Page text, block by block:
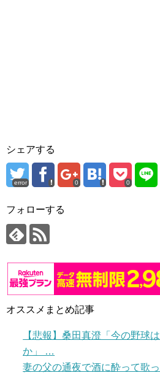
シェアする
error 0 0
フォローする
オススメまとめ記事
【悲報】桑田真澄「今の野球
か」 …
妻の父の通夜で酒に酔って歌